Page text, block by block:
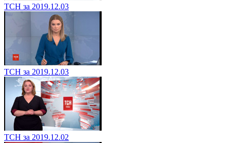
ТСН за 2019.12.03
ТСН за 2019.12.03
ТСН за 2019.12.02